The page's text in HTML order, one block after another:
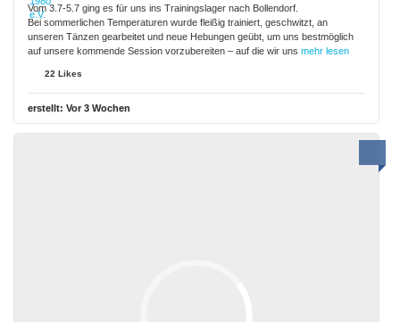
Vom 3.7-5.7 ging es für uns ins Trainingslager nach Bollendorf.
Bei sommerlichen Temperaturen wurde fleißig trainiert, geschwitzt, an
unseren Tänzen gearbeitet und neue Hebungen geübt, um uns bestmöglich
auf unsere kommende Session vorzubereiten – auf die wir uns mehr lesen
22 Likes
erstellt: Vor 3 Wochen